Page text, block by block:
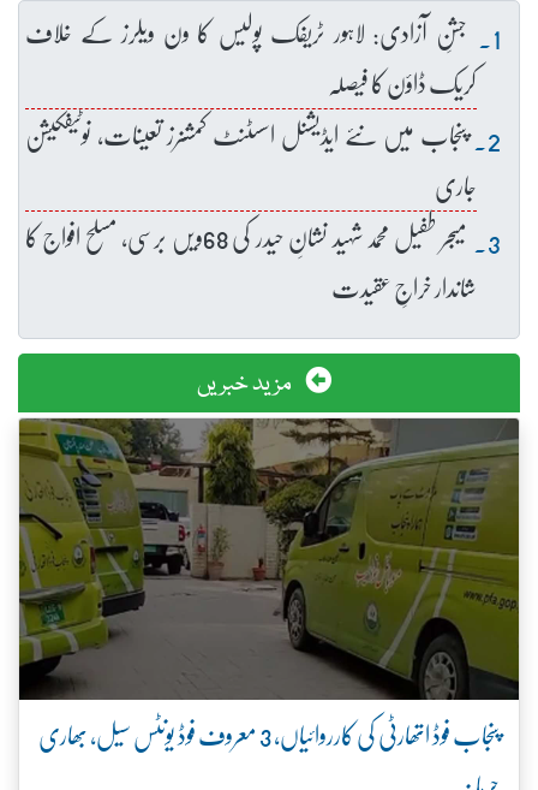
جشنِ آزادی: لاہور ٹریفک پولیس کا ون ویلرز کے خلاف
کریک ڈاؤن کا فیصلہ
پنجاب میں نئے ایڈیشنل اسسٹنٹ کمشنرز تعینات، نوٹیفکیشن
جاری
میجر طفیل محمد شہید نشانِ حیدر کی 68ویں برسی، مسلح افواج کا
شاندار خراجِ عقیدت
مزید خبریں
پنجاب فوڈ اتھارٹی کی کارروائیاں، 3 معروف فوڈ یونٹس سیل، بھاری